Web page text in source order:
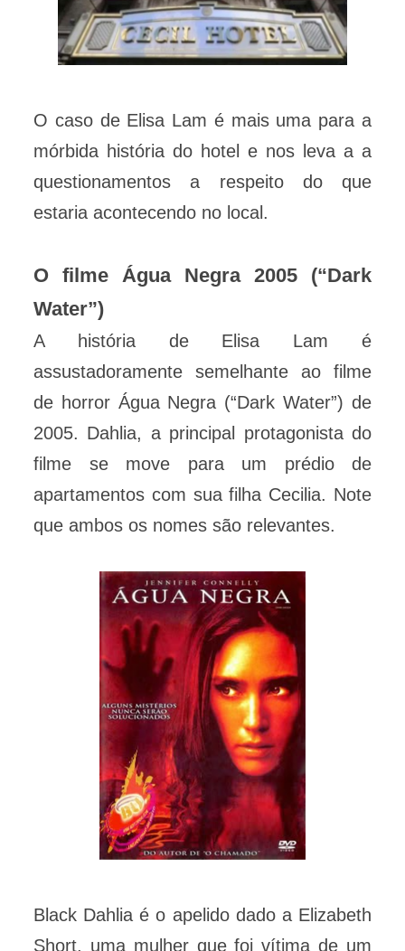
O caso de Elisa Lam é mais uma para a
mórbida história do hotel e nos leva a a
questionamentos a respeito do que
estaria acontecendo no local.
O filme Água Negra 2005 (“Dark
Water”)
A história de Elisa Lam é
assustadoramente semelhante ao filme
de horror Água Negra (“Dark Water”) de
2005. Dahlia, a principal protagonista do
filme se move para um prédio de
apartamentos com sua filha Cecilia. Note
que ambos os nomes são relevantes.
Black Dahlia é o apelido dado a Elizabeth
Short, uma mulher que foi vítima de um